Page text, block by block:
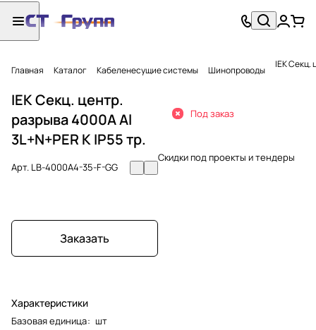
Главная Каталог Кабеленесущие системы Шинопроводы IEK Секц.
IEK Секц. центр.
разрыва 4000А Al
3L+N+PER К IP55 тр.
Арт. LB-4000A4-35-F-GG
Заказать
Характеристики
Базовая единица: шт
Под заказ
Скидки под проекты и тендеры